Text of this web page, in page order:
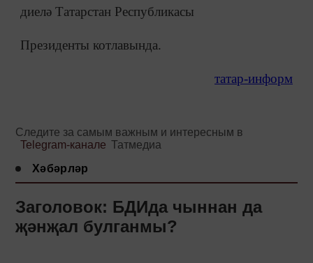
диелә Татарстан Республикасы
Президенты котлавында.
татар-информ
Следите за самым важным и интересным в
Telegram-канале Татмедиа
Хәбәрләр
Заголовок: БДИда чыннан да
җәнҗал булганмы?